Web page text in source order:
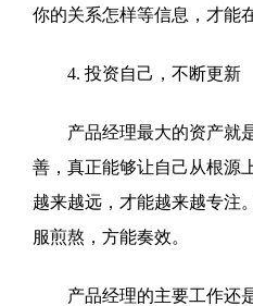
你的关系怎样等信息，才能
4. 投资自己，不断更新
产品经理最大的资产就是
善，真正能够让自己从根源
越来越远，才能越来越专注。
服煎熬，方能奏效。
产品经理的主要工作还是